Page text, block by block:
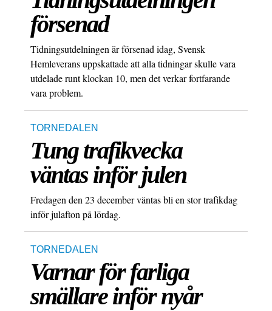
försenad
Tidningsutdelningen är försenad idag, Svensk
Hemleverans uppskattade att alla tidningar skulle vara
utdelade runt klockan 10, men det verkar fortfarande
vara problem.
TORNEDALEN
Tung trafikvecka
väntas inför julen
Fredagen den 23 december väntas bli en stor trafikdag
inför julafton på lördag.
TORNEDALEN
Varnar för farliga
smällare inför nyår